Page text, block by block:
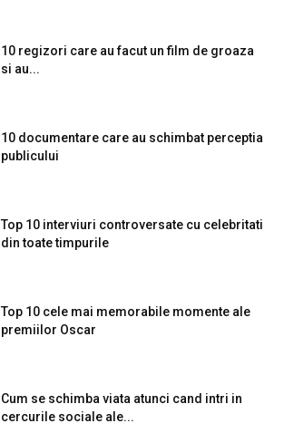
10 regizori care au facut un film de groaza
si au...
10 documentare care au schimbat perceptia
publicului
Top 10 interviuri controversate cu celebritati
din toate timpurile
Top 10 cele mai memorabile momente ale
premiilor Oscar
Cum se schimba viata atunci cand intri in
cercurile sociale ale...